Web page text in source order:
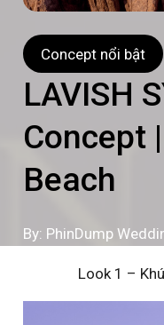
Concept nổi bật
LAVISH
Concept
Beach
By: PhinDump
Look 1 –